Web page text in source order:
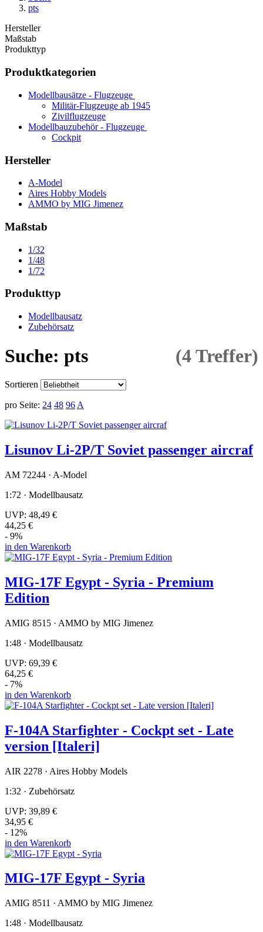
pts
Hersteller
Maßstab
Produkttyp
Produktkategorien
Modellbausätze - Flugzeuge
Militär-Flugzeuge ab 1945
Zivilflugzeuge
Modellbauzubehör - Flugzeuge
Cockpit
Hersteller
A-Model
Aires Hobby Models
AMMO by MIG Jimenez
Maßstab
1/32
1/48
1/72
Produkttyp
Modellbausatz
Zubehörsatz
Suche: pts (4 Treffer)
Sortieren
pro Seite: 24 48 96 A
Lisunov Li-2P/T Soviet passenger aircraf
AM 72244 · A-Model
1:72 · Modellbausatz
UVP: 48,49 €
44,25 €
- 9%
in den Warenkorb
MIG-17F Egypt - Syria - Premium
Edition
AMIG 8515 · AMMO by MIG Jimenez
1:48 · Modellbausatz
UVP: 69,39 €
64,25 €
- 7%
in den Warenkorb
F-104A Starfighter - Cockpt set - Late
version [Italeri]
AIR 2278 · Aires Hobby Models
1:32 · Zubehörsatz
UVP: 39,89 €
34,95 €
- 12%
in den Warenkorb
MIG-17F Egypt - Syria
AMIG 8511 · AMMO by MIG Jimenez
1:48 · Modellbausatz